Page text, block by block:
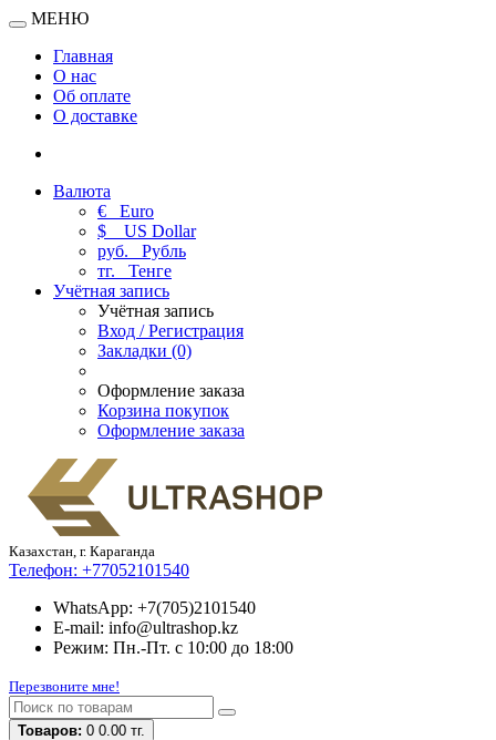
МЕНЮ
Главная
О нас
Об оплате
О доставке
Валюта
€ Euro
$
US Dollar
руб. Рубль
тг. Тенге
Учётная запись
Учётная запись
Вход / Регистрация
Закладки (0)
Оформление заказа
Корзина покупок
Оформление заказа
Казахстан, г. Караганда
Телефон: +77052101540
WhatsApp: +7(705)2101540
E-mail: info@ultrashop.kz
Режим: Пн.-Пт. с 10:00 до 18:00
Перезвоните мне!
Товаров: 0 0.00 тг.